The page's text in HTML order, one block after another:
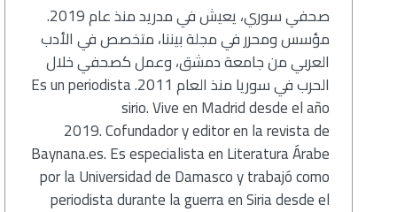
صحفي سوري، يعيش في مدريد منذ عام 2019.
مؤسس ومحرر في مجلة بيننا، متخصص في الأدب
العربي من جامعة دمشق، وعمل كصحفي خلال
الحرب في سوريا منذ العام 2011. Es un periodista
sirio. Vive en Madrid desde el año
2019. Cofundador y editor en la revista de
Baynana.es. Es especialista en Literatura Árabe
por la Universidad de Damasco y trabajó como
periodista durante la guerra en Siria desde el